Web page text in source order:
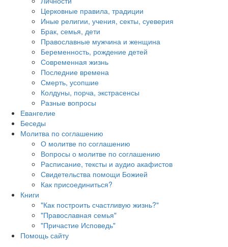
Церковные правила, традиции
Иные религии, учения, секты, суеверия
Брак, семья, дети
Православные мужчина и женщина
Беременность, рождение детей
Современная жизнь
Последние времена
Смерть, усопшие
Колдуны, порча, экстрасенсы
Разные вопросы
Евангелие
Беседы
Молитва по соглашению
О молитве по соглашению
Вопросы о молитве по соглашению
Расписание, тексты и аудио акафистов
Свидетельства помощи Божией
Как присоединиться?
Книги
"Как построить счастливую жизнь?"
"Православная семья"
"Причастие Исповедь"
Помощь сайту